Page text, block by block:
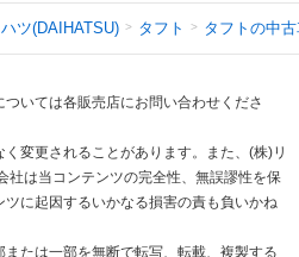
ツ(DAIHATSU) タフト タフトの中
いては各販売店にお問い合わせくださ
変更されることがあります。また、(株)リ
社は当コンテンツの完全性、無誤謬性を保
に起因するいかなる損害の責も負いかね
たは一部を無断で転写、転載、複製する